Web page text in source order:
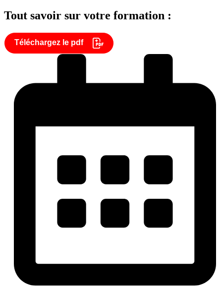
Tout savoir sur votre formation :
Téléchargez le pdf